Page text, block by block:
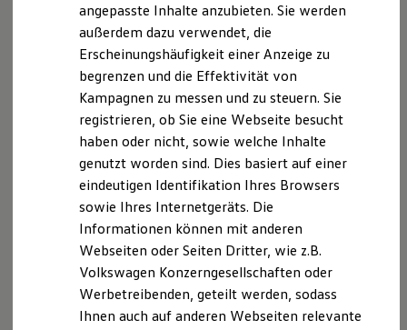
XTL-Dieselkraftstoff
Ersatzteile und Betriebsflüssigkeiten
Original Zubehör und Lifestyle Produkte
myVolkswagen
myVolkswagen Business
Elektrisch & Autonom
Elektro - & Hybridfahrzeuge
Unser Ansatz
Klimafreundlicher Strom
Reichweite & Ladelösungen
Reichweitensimulator
Ladezeitensimulator
Ladelösungen für Privatkunden
Ladelösungen für Gewerbekunden
Wallbox und Ladekabel
Förderung & Kosten der Elektrofahrzeuge
Fördermöglichkeiten für Privatkunden
Fördermöglichkeiten für Gewerbekunden
A. Verantwortlicher
Wir freuen uns, dass Sie unsere Webseite der
Autohaus Rettenmeier KG besuchen. Im Folgenden
informieren wir Sie über die Verarbeitung Ihrer
personenbezogenen Daten durch uns im
Zusammenhang mit Ihrem Besuch unserer Webseite.
B. Verarbeitung Ihrer personenbezogenen Daten
Unsere Webseite bietet Ihnen verschiedene
Angebote, die wir Ihnen in Bezug auf dabei durch uns
verarbeitete personenbezogene Daten im Folgenden
näher erläutern möchten. Bei der Datenverarbeitung
im Zusammenhang mit unserer Webseite unterstützt
angepasste Inhalte anzubieten. Sie werden
außerdem dazu verwendet, die
Erscheinungshäufigkeit einer Anzeige zu
begrenzen und die Effektivität von
Kampagnen zu messen und zu steuern. Sie
registrieren, ob Sie eine Webseite besucht
haben oder nicht, sowie welche Inhalte
genutzt worden sind. Dies basiert auf einer
eindeutigen Identifikation Ihres Browsers
sowie Ihres Internetgeräts. Die
Informationen können mit anderen
Webseiten oder Seiten Dritter, wie z.B.
Volkswagen Konzerngesellschaften oder
Werbetreibenden, geteilt werden, sodass
Ihnen auch auf anderen Webseiten relevante